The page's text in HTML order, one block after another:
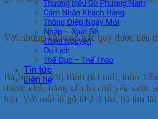
Thương hiệu Gỗ Phương Nam
Cảm Nhận Khách Hàng
Thông Điệp Ngày Mới
Nhập – Xuất Gỗ
Thiện Nguyện
Du Lịch
Thể Dục – Thể Thao
Tin tức
Liên hệ
Với những khúc gỗ trắc quý được tiểu
Bà Nguyễn Thị Bình (63 tuổi, thôn
thước nhỏ, hàng của bà chủ yếu được
bán. Với mỗi lô gỗ từ 2-3 tấn, bà thu